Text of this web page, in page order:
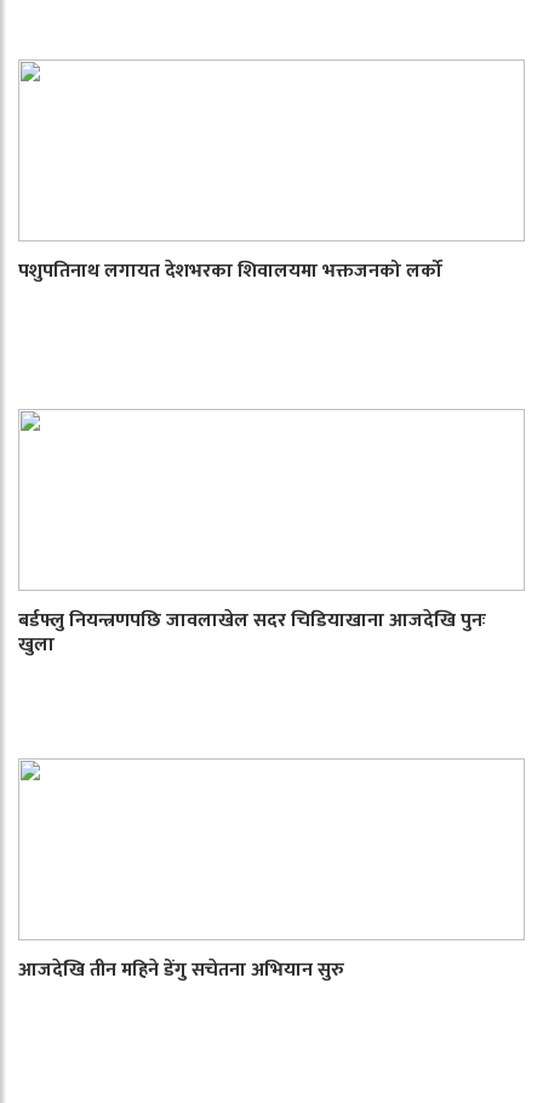
पशुपतिनाथ लगायत देशभरका शिवालयमा भक्तजनको लर्को
बर्डफ्लु नियन्त्रणपछि जावलाखेल सदर चिडियाखाना आजदेखि पुनः
खुला
आजदेखि तीन महिने डेंगु सचेतना अभियान सुरु